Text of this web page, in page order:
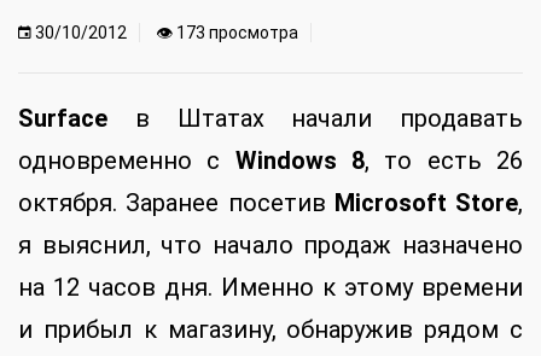
30/10/2012 👁 173 просмотра
Surface в Штатах начали продавать
одновременно с Windows 8, то есть 26
октября. Заранее посетив Microsoft Store,
я выяснил, что начало продаж назначено
на 12 часов дня. Именно к этому времени
и прибыл к магазину, обнаружив рядом с